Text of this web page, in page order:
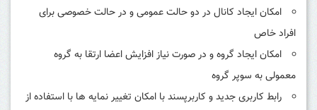
امکان ایجاد کانال در دو حالت عمومی و در حالت خصوصی برای
افراد خاص
امکان ایجاد گروه و در صورت نیاز افزایش اعضا ارتقا به گروه
معمولی به سوپر گروه
رابط کاربری جدید و کاربرپسند با امکان تغییر نمایه ها با استفاده از